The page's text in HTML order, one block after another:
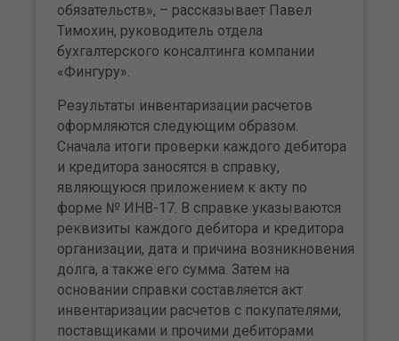
обязательств», – рассказывает Павел
Тимохин, руководитель отдела
бухгалтерского консалтинга компании
«Фингуру».
Результаты инвентаризации расчетов
оформляются следующим образом.
Сначала итоги проверки каждого дебитора
и кредитора заносятся в справку,
являющуюся приложением к акту по
форме № ИНВ-17. В справке указываются
реквизиты каждого дебитора и кредитора
организации, дата и причина возникновения
долга, а также его сумма. Затем на
основании справки составляется акт
инвентаризации расчетов с покупателями,
поставщиками и прочими дебиторами